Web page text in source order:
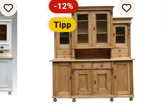
Rabatt
-12%
Tipp